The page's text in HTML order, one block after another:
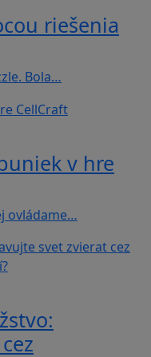
riešenia
Bola…
v hre
ovládame…